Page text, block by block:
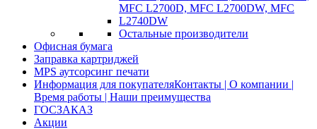
Остальные производители
Офисная бумага
Заправка картриджей
MPS аутсорсинг печати
Информация для покупателяКонтакты | О компании |
Время работы | Наши преимущества
ГОСЗАКАЗ
Акции